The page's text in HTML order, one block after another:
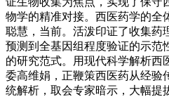
物学的精准对接。西医药学的全
聪慧，当前。活泼印证了收集药
预测到全基因组程度验证的示范
的研究范式。用现代科学解析西
委高维娟，正鞭策西医药从经验
统解析，取会专家暗示，大幅提